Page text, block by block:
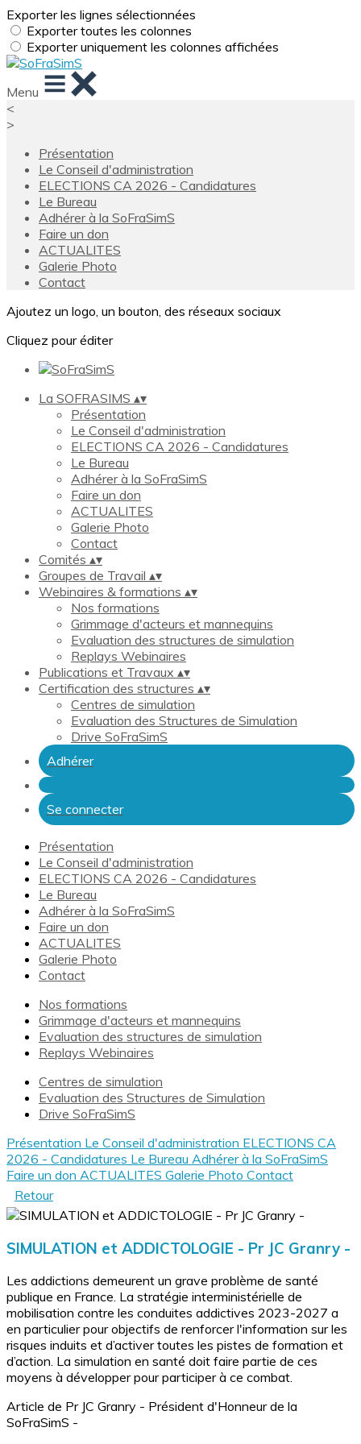
Exporter les lignes sélectionnées
Exporter toutes les colonnes
Exporter uniquement les colonnes affichées
Menu
<
>
Présentation
Le Conseil d'administration
ELECTIONS CA 2026 - Candidatures
Le Bureau
Adhérer à la SoFraSimS
Faire un don
ACTUALITES
Galerie Photo
Contact
Ajoutez un logo, un bouton, des réseaux sociaux
Cliquez pour éditer
La SOFRASIMS ▴▾
Présentation
Le Conseil d'administration
ELECTIONS CA 2026 - Candidatures
Le Bureau
Adhérer à la SoFraSimS
Faire un don
ACTUALITES
Galerie Photo
Contact
Comités ▴▾
Groupes de Travail ▴▾
Webinaires & formations ▴▾
Nos formations
Grimmage d'acteurs et mannequins
Evaluation des structures de simulation
Replays Webinaires
Publications et Travaux ▴▾
Certification des structures ▴▾
Centres de simulation
Evaluation des Structures de Simulation
Drive SoFraSimS
Adhérer
Se connecter
Présentation
Le Conseil d'administration
ELECTIONS CA 2026 - Candidatures
Le Bureau
Adhérer à la SoFraSimS
Faire un don
ACTUALITES
Galerie Photo
Contact
Nos formations
Grimmage d'acteurs et mannequins
Evaluation des structures de simulation
Replays Webinaires
Centres de simulation
Evaluation des Structures de Simulation
Drive SoFraSimS
Présentation Le Conseil d'administration ELECTIONS CA
2026 - Candidatures Le Bureau Adhérer à la SoFraSimS
Faire un don ACTUALITES Galerie Photo Contact
Retour
SIMULATION et ADDICTOLOGIE - Pr JC Granry -
Les addictions demeurent un grave problème de santé
publique en France. La stratégie interministérielle de
mobilisation contre les conduites addictives 2023-2027 a
en particulier pour objectifs de renforcer l'information sur les
risques induits et d’activer toutes les pistes de formation et
d’action. La simulation en santé doit faire partie de ces
moyens à développer pour participer à ce combat.
Article de Pr JC Granry - Président d'Honneur de la
SoFraSimS -